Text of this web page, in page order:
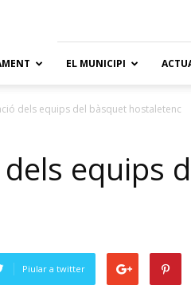
Hostalets
de
EL MUNICIPI
dels equips del bàsquet hostaletenc
equips
Piular a twitter